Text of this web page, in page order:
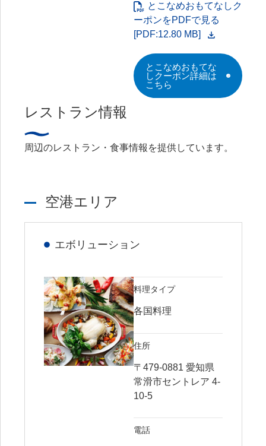
とこなめおもてなしク
ーポンをPDFで見る
[PDF:12.80 MB]
とこなめおもてな
しクーポン詳細は
こちら
レストラン情報
周辺のレストラン・食事情報を提供しています。
空港エリア
エボリューション
料理タイプ
各国料理
住所
〒479-0881 愛知県
常滑市セントレア 4-
10-5
電話